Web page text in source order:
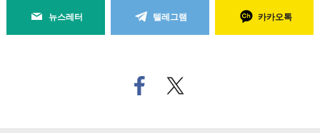
뉴스레터 텔레그램 카카오톡
페
이
트위
터로